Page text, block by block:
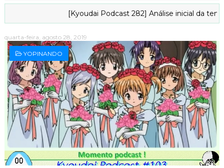
[Kyoudai Podcast 282] Análise inicial da
quarta-feira, agosto 28, 2019
YOPINANDO